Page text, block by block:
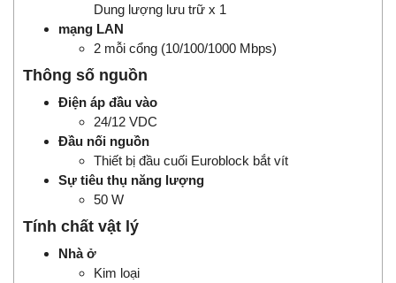
Dung lượng lưu trữ x 1
mạng LAN
2 mỗi cổng (10/100/1000 Mbps)
Thông số nguồn
Điện áp đầu vào
24/12 VDC
Đầu nối nguồn
Thiết bị đầu cuối Euroblock bắt vít
Sự tiêu thụ năng lượng
50 W
Tính chất vật lý
Nhà ở
Kim loại